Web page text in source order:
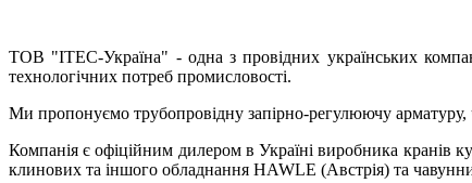
ТОВ "ІТЕС-Україна" - одна з провідних українських
технологічних потреб промисловості.
Ми пропонуємо трубопровідну запірно-регулюючу арматуру,
Компанія є офіційним дилером в Україні виробника кранів
клинових та іншого обладнання HAWLE (Австрія) та